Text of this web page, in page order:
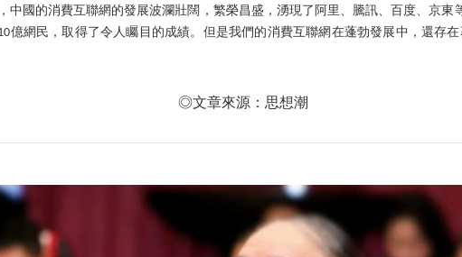
中國的消費互聯網的發展波瀾壯闊，繁榮昌盛，湧現了阿里、騰訊、百度、京東
億網民，取得了令人矚目的成績。但是我們的消費互聯網在蓬勃發展中，還存
◎文章來源：思想潮